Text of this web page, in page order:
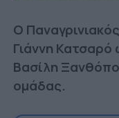
Ο
Γιάννη Κατσαρό
Βασίλη
ομάδας.